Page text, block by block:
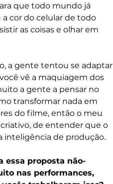
que todo mundo já
cor do celular de todo
as coisas e olhar em
a gente tentou se adaptar
vê a maquiagem dos
a gente a pensar no
transformar nada em
do filme, então o meu
de entender que o
inteligência de produção.
essa proposta não-
nas performances,